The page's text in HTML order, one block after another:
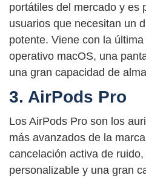
portátiles del mercado y es
usuarios que necesitan un
potente. Viene con la
operativo macOS, una
una gran capacidad de
3. AirPods Pro
Los AirPods Pro son los
más avanzados de la
cancelación activa de
personalizable y una gran